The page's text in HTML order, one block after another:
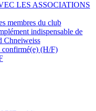
LES ASSOCIATIONS
membres du club
indispensable de
Chneiweiss
confirmé(e) (H/F)